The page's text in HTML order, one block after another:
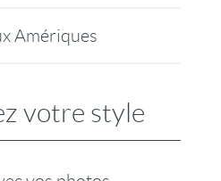
Amériques
votre style